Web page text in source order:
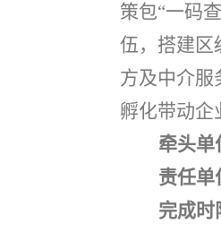
策包“一码查
伍，搭建区
方及中介服
孵化带动企
牵头单
责任单
完成时